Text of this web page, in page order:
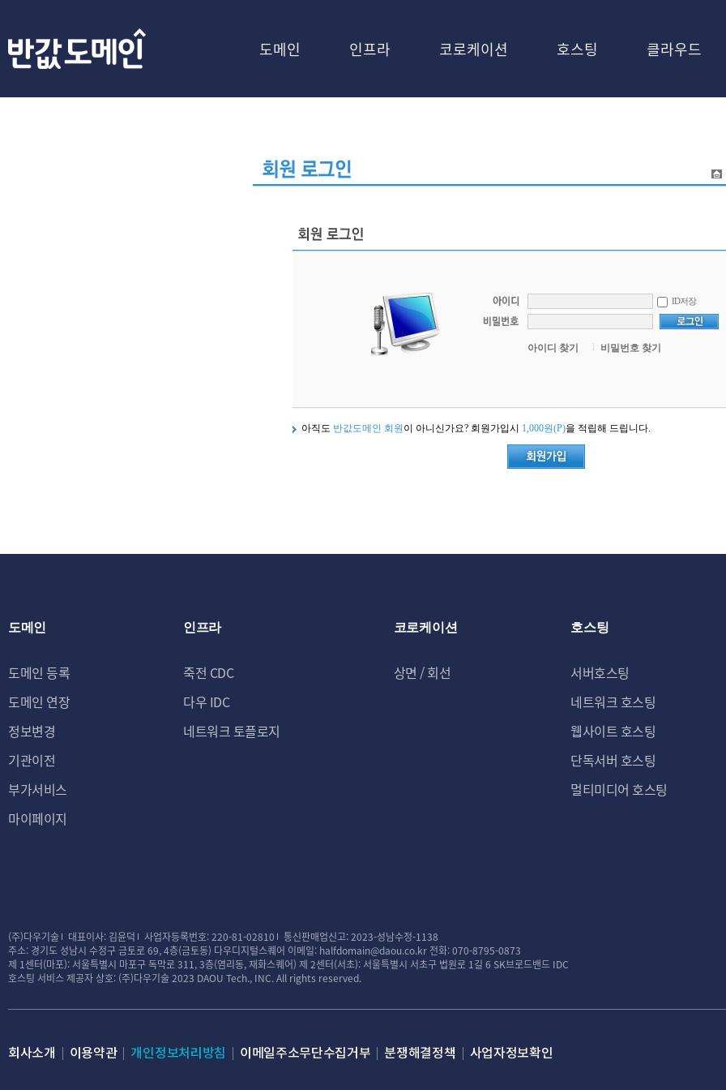
도메인 인프라 코로케이션 호스팅 클라우드
ID저장
아이디 찾기 비밀번호 찾기
아직도 반값도메인 회원 이 아니신가요? 회원가입시 1,000원(P)을 적립해 드립니다.
도메인
도메인 등록
도메인 연장
정보변경
기관이전
부가서비스
마이페이지
인프라
죽전 CDC
다우 IDC
네트워크 토플로지
코로케이션
상면 / 회선
호스팅
서버호스팅
네트워크 호스팅
웹사이트 호스팅
단독서버 호스팅
멀티미디어 호스팅
(주)다우기술 대표이사: 김윤덕 사업자등록번호: 220-81-02810
통신판매업신고: 2023-성남수정-1138
주소: 경기도 성남시 수정구 금토로 69, 4층(금토동) 다우디지털스퀘어 이메일: halfdomain@daou.co.kr 전화: 070-8795-0873
제 1센터(마포): 서울특별시 마포구 독막로 311, 3층(염리동, 재화스퀘어) 제 2센터(서초): 서울특별시 서초구 법원로 1길 6 SK브로드밴드 IDC
호스팅 서비스 제공자 상호: (주)다우기술2023 DAOU Tech., INC. All rights reserved.
회사소개 이용약관 개인정보처리방침 이메일주소무단수집거부 분쟁해결정책 사업자정보확인